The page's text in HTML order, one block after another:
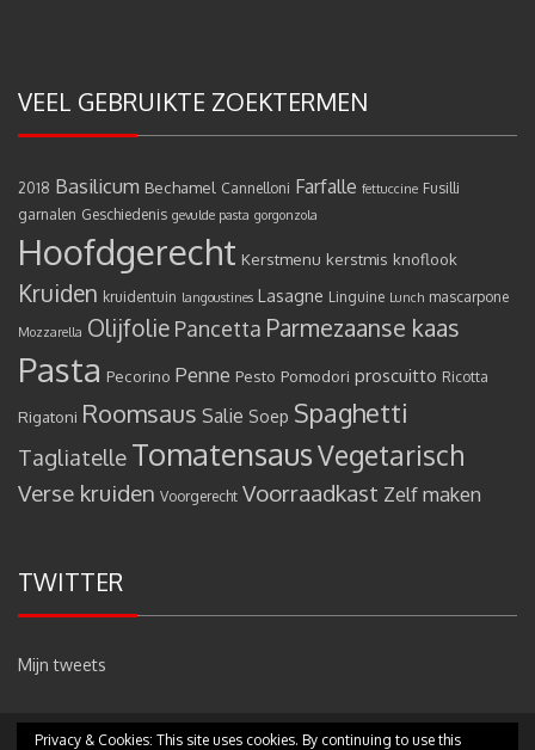
VEEL GEBRUIKTE ZOEKTERMEN
2018 Basilicum Bechamel Cannelloni Farfalle fettuccine Fusilli
garnalen Geschiedenis gevulde pasta gorgonzola
Hoofdgerecht Kerstmenu kerstmis knoflook
Kruiden kruidentuin langoustines Lasagne Linguine Lunch mascarpone
Mozzarella Olijfolie Pancetta Parmezaanse kaas
Pasta Pecorino Penne Pesto Pomodori proscuitto Ricotta
Rigatoni Roomsaus Salie Soep Spaghetti
Tagliatelle TomatensausVegetarisch
Verse kruiden Voorgerecht Voorraadkast Zelf maken
TWITTER
Mijn tweets
Privacy & Cookies: This site uses cookies. By continuing to use this